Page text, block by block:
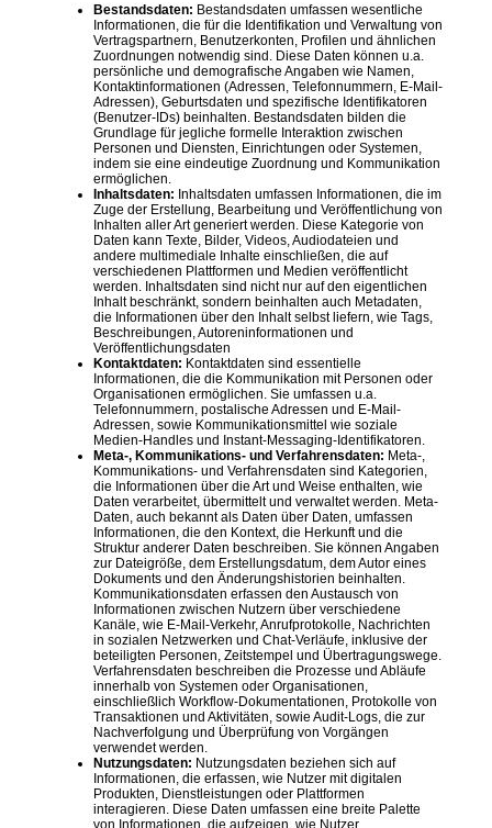
Bestandsdaten: Bestandsdaten umfassen wesentliche
Informationen, die für die Identifikation und Verwaltung von
Vertragspartnern, Benutzerkonten, Profilen und ähnlichen
Zuordnungen notwendig sind. Diese Daten können u.a.
persönliche und demografische Angaben wie Namen,
Kontaktinformationen (Adressen, Telefonnummern, E-Mail-
Adressen), Geburtsdaten und spezifische Identifikatoren
(Benutzer-IDs) beinhalten. Bestandsdaten bilden die
Grundlage für jegliche formelle Interaktion zwischen
Personen und Diensten, Einrichtungen oder Systemen,
indem sie eine eindeutige Zuordnung und Kommunikation
ermöglichen.
Inhaltsdaten: Inhaltsdaten umfassen Informationen, die im
Zuge der Erstellung, Bearbeitung und Veröffentlichung von
Inhalten aller Art generiert werden. Diese Kategorie von
Daten kann Texte, Bilder, Videos, Audiodateien und
andere multimediale Inhalte einschließen, die auf
verschiedenen Plattformen und Medien veröffentlicht
werden. Inhaltsdaten sind nicht nur auf den eigentlichen
Inhalt beschränkt, sondern beinhalten auch Metadaten,
die Informationen über den Inhalt selbst liefern, wie Tags,
Beschreibungen, Autoreninformationen und
Veröffentlichungsdaten
Kontaktdaten: Kontaktdaten sind essentielle
Informationen, die die Kommunikation mit Personen oder
Organisationen ermöglichen. Sie umfassen u.a.
Telefonnummern, postalische Adressen und E-Mail-
Adressen, sowie Kommunikationsmittel wie soziale
Medien-Handles und Instant-Messaging-Identifikatoren.
Meta-, Kommunikations- und Verfahrensdaten: Meta-,
Kommunikations- und Verfahrensdaten sind Kategorien,
die Informationen über die Art und Weise enthalten, wie
Daten verarbeitet, übermittelt und verwaltet werden. Meta-
Daten, auch bekannt als Daten über Daten, umfassen
Informationen, die den Kontext, die Herkunft und die
Struktur anderer Daten beschreiben. Sie können Angaben
zur Dateigröße, dem Erstellungsdatum, dem Autor eines
Dokuments und den Änderungshistorien beinhalten.
Kommunikationsdaten erfassen den Austausch von
Informationen zwischen Nutzern über verschiedene
Kanäle, wie E-Mail-Verkehr, Anrufprotokolle, Nachrichten
in sozialen Netzwerken und Chat-Verläufe, inklusive der
beteiligten Personen, Zeitstempel und Übertragungswege.
Verfahrensdaten beschreiben die Prozesse und Abläufe
innerhalb von Systemen oder Organisationen,
einschließlich Workflow-Dokumentationen, Protokolle von
Transaktionen und Aktivitäten, sowie Audit-Logs, die zur
Nachverfolgung und Überprüfung von Vorgängen
verwendet werden.
Nutzungsdaten: Nutzungsdaten beziehen sich auf
Informationen, die erfassen, wie Nutzer mit digitalen
Produkten, Dienstleistungen oder Plattformen
interagieren. Diese Daten umfassen eine breite Palette
von Informationen, die aufzeigen, wie Nutzer